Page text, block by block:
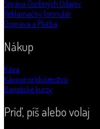
Správa Osobných Údajov
Reklamačný formulár
Doprava a Platba
Nákup
Káva
Kávové príslušenstvo
Baristické kurzy
Príď, píš alebo volaj